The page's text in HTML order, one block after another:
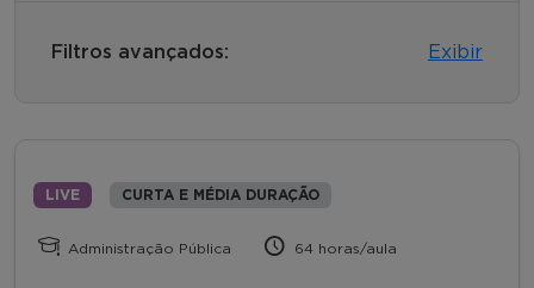
Filtros avançados: Exibir
LIVE CURTA E MÉDIA DURAÇÃO
Administração Pública 64 horas/aula